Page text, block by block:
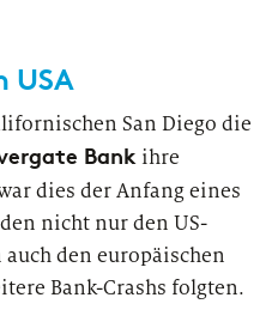
Services
der gesamten
Study
USA
San Diego die
Bankihre
dies der Anfang eines
nicht nur den US-
den europäischen
Bank-Crashs folgten.